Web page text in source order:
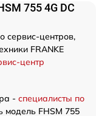
755 4G DC
сервис-центров,
FRANKE
центр
- специалисты по
модель FHSM 755